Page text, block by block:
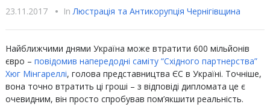
23.11.2017 • InЛюстрацiя та Антикорупцiя Чернігівщина
Найближчими днями Україна може втратити 600 мільйонів
євро – повідомив напередодні саміту “Східного партнерства”
Хюг Мінгареллі, голова представництва ЄС в Україні. Точніше,
вона точно втратить ці гроші – з відповіді дипломата це є
очевидним, він просто спробував пом’якшити реальність.